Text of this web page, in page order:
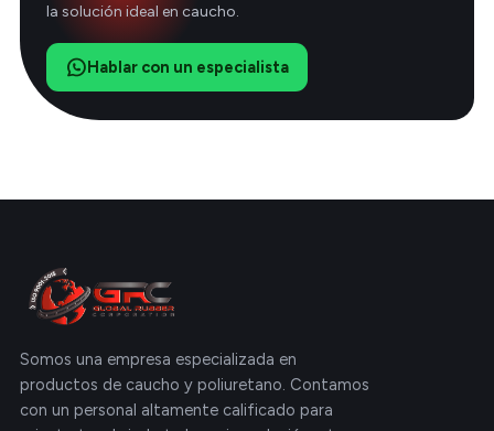
la solución ideal en caucho.
Hablar con un especialista
Somos una empresa especializada en
productos de caucho y poliuretano. Contamos
con un personal altamente calificado para